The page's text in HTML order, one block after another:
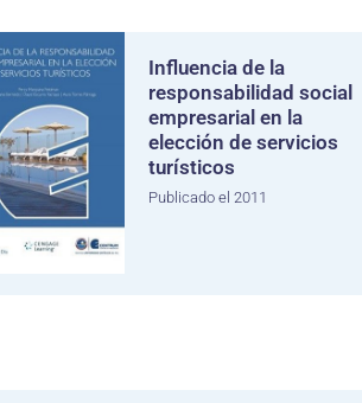
Influencia de la
responsabilidad social
empresarial en la
elección de servicios
turísticos
Publicado el 2011